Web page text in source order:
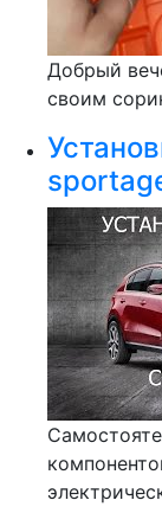
Добрый
своим